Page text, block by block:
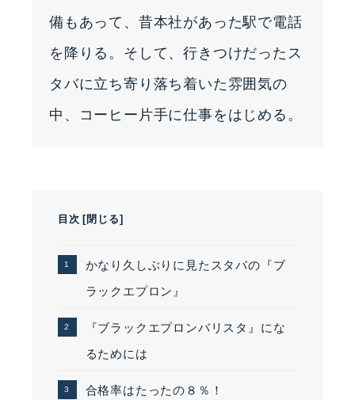
備もあって、昔本社があった駅で電話
を降りる。そして、行きつけだったス
タバに立ち寄り落ち着いた雰囲気の
中、コーヒー片手に仕事をはじめる。
目次 [閉じる]
かなり久しぶりに見たスタバの『ブ
ラックエプロン』
『ブラックエプロンバリスタ』にな
るためには
合格率はたったの８％！